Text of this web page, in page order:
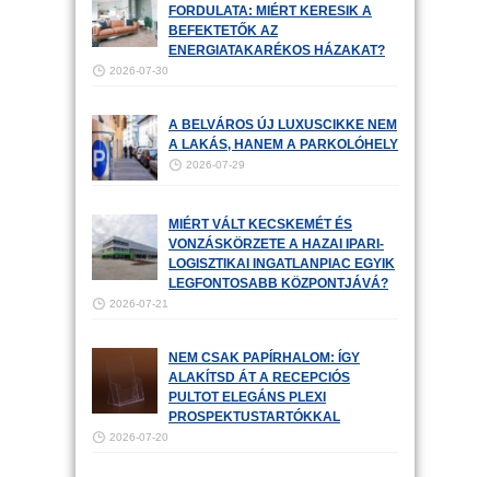
FORDULATA: MIÉRT KERESIK A
BEFEKTETŐK AZ
ENERGIATAKARÉKOS HÁZAKAT?
2026-07-30
A BELVÁROS ÚJ LUXUSCIKKE NEM
A LAKÁS, HANEM A PARKOLÓHELY
2026-07-29
MIÉRT VÁLT KECSKEMÉT ÉS
VONZÁSKÖRZETE A HAZAI IPARI-
LOGISZTIKAI INGATLANPIAC EGYIK
LEGFONTOSABB KÖZPONTJÁVÁ?
2026-07-21
NEM CSAK PAPÍRHALOM: ÍGY
ALAKÍTSD ÁT A RECEPCIÓS
PULTOT ELEGÁNS PLEXI
PROSPEKTUSTARTÓKKAL
2026-07-20